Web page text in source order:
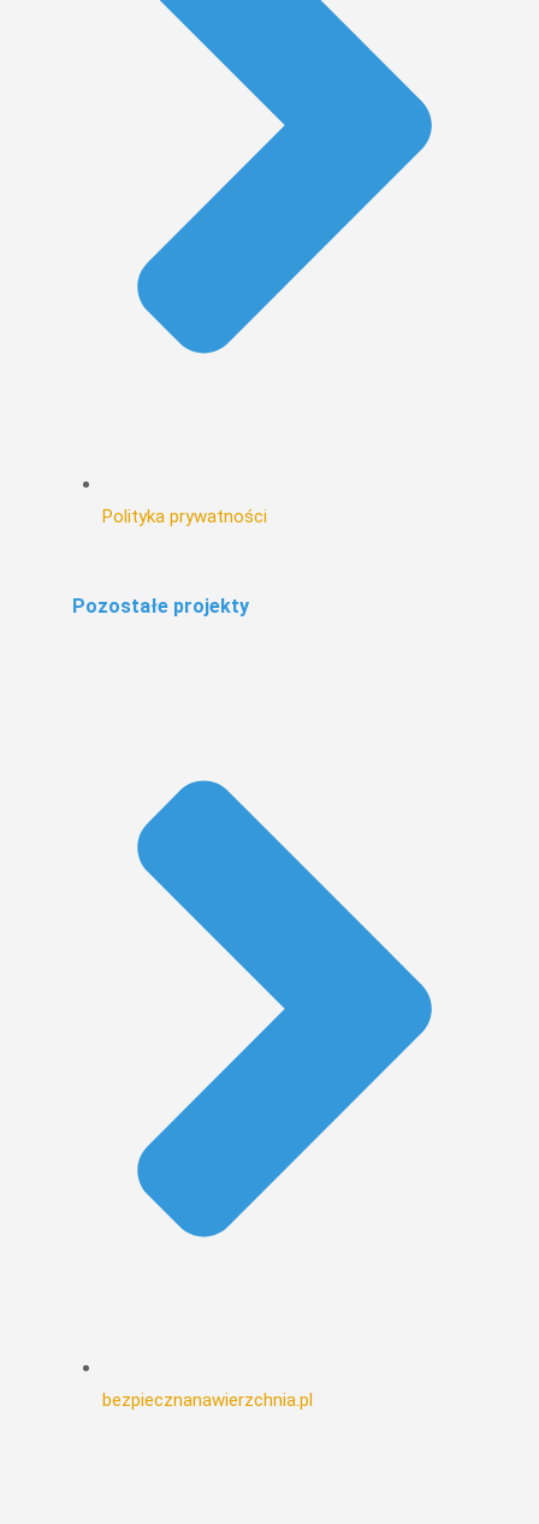
Polityka prywatności
Pozostałe projekty
bezpiecznanawierzchnia.pl